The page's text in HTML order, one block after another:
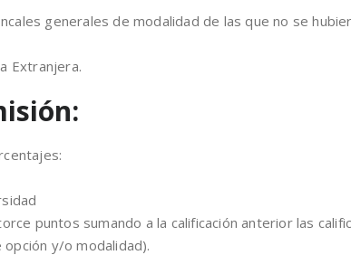
generales de modalidad de las que no se
Extranjera.
puntos sumando a la calificación anterior las
y/o modalidad).